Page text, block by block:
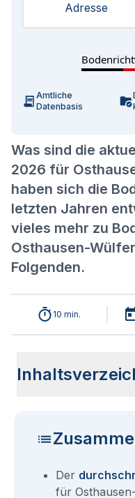
Was sind die
2026 für
haben sich die
letzten Jahren
vieles mehr zu
Osthausen-
Folgenden.
Adresse
Amtliche
Datenbasis
10 min.
Der
für